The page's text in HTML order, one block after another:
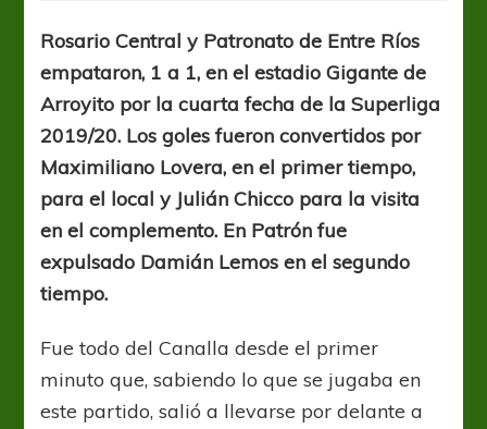
Rosario Central y Patronato de Entre Ríos
empataron, 1 a 1, en el estadio Gigante de
Arroyito por la cuarta fecha de la Superliga
2019/20. Los goles fueron convertidos por
Maximiliano Lovera, en el primer tiempo,
para el local y Julián Chicco para la visita
en el complemento. En Patrón fue
expulsado Damián Lemos en el segundo
tiempo.
Fue todo del Canalla desde el primer
minuto que, sabiendo lo que se jugaba en
este partido, salió a llevarse por delante a